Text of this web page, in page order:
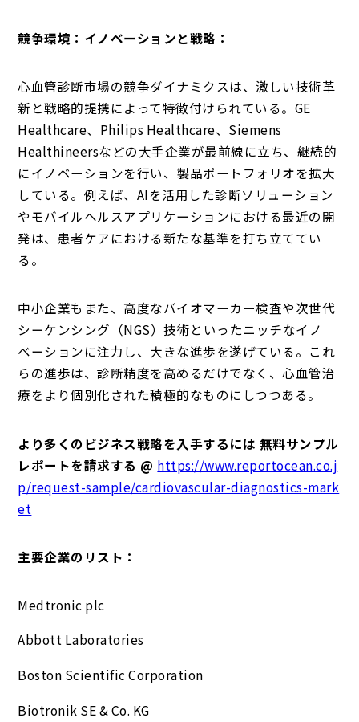
競争環境：イノベーションと戦略：
心血管診断市場の競争ダイナミクスは、激しい技術革
新と戦略的提携によって特徴付けられている。GE
Healthcare、Philips Healthcare、Siemens
Healthineersなどの大手企業が最前線に立ち、継続的
にイノベーションを行い、製品ポートフォリオを拡大
している。例えば、AIを活用した診断ソリューション
やモバイルヘルスアプリケーションにおける最近の開
発は、患者ケアにおける新たな基準を打ち立ててい
る。
中小企業もまた、高度なバイオマーカー検査や次世代
シーケンシング（NGS）技術といったニッチなイノ
ベーションに注力し、大きな進歩を遂げている。これ
らの進歩は、診断精度を高めるだけでなく、心血管治
療をより個別化された積極的なものにしつつある。
より多くのビジネス戦略を入手するには 無料サンプル
レポートを請求する @ https://www.reportocean.co.j
p/request-sample/cardiovascular-diagnostics-mark
et
主要企業のリスト：
Medtronic plc
Abbott Laboratories
Boston Scientific Corporation
Biotronik SE & Co. KG